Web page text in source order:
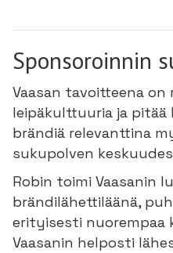
Sponsoroinnin
Vaasan tavoitteena
leipäkulttuuria ja pitää
brändiä relevanttina
sukupolven
Robin toimi Vaasanin
brändilähettiläänä,
erityisesti nuorempaa
Vaasanin helposti